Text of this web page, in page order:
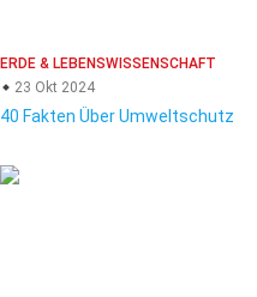
ERDE & LEBENSWISSENSCHAFT
23 Okt 2024
40 Fakten Über Umweltschutz